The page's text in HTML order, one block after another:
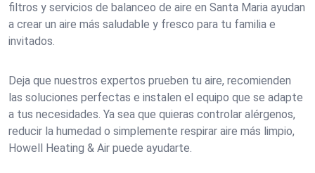
filtros y servicios de balanceo de aire en Santa Maria ayudan
a crear un aire más saludable y fresco para tu familia e
invitados.
Deja que nuestros expertos prueben tu aire, recomienden
las soluciones perfectas e instalen el equipo que se adapte
a tus necesidades. Ya sea que quieras controlar alérgenos,
reducir la humedad o simplemente respirar aire más limpio,
Howell Heating & Air puede ayudarte.